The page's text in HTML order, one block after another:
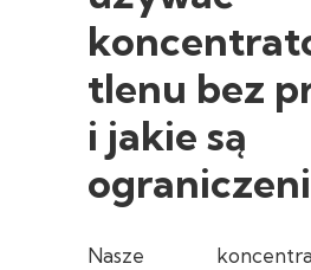
tlenu bez
i jakie są
Nasze